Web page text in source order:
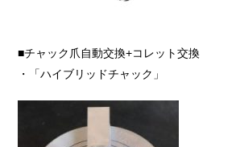
■チャック爪自動交換+コレット交換
・「ハイブリッドチャック」